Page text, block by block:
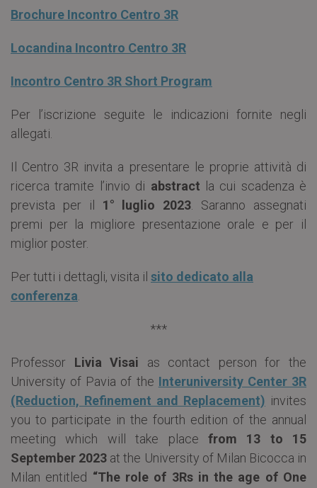
Brochure Incontro Centro 3R
Locandina Incontro Centro 3R
Incontro Centro 3R Short Program
Per l’iscrizione seguite le indicazioni fornite negli
allegati.
Il Centro 3R invita a presentare le proprie attività di
ricerca tramite l’invio di abstract la cui scadenza è
prevista per il 1° luglio 2023 . Saranno assegnati
premi per la migliore presentazione orale e per il
miglior poster.
Per tutti i dettagli, visita il sito dedicato alla
conferenza
***
Professor Livia Visai as contact person for the
University of Pavia of the Interuniversity Center 3R
(Reduction, Refinement and Replacement) invites
you to participate in the fourth edition of the annual
meeting which will take place from 13 to 15
September 2023 at the University of Milan Bicocca in
Milan entitled “The role of 3Rs in the age of One